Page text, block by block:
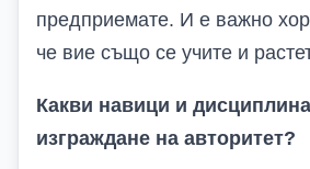
предприемате. И е важно
че вие също се учите и
Какви навици и
изграждане на авторитет?